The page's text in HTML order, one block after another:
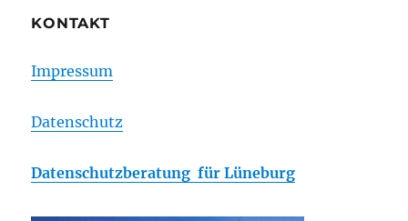
KONTAKT
Impressum
Datenschutz
Datenschutzberatung für Lüneburg